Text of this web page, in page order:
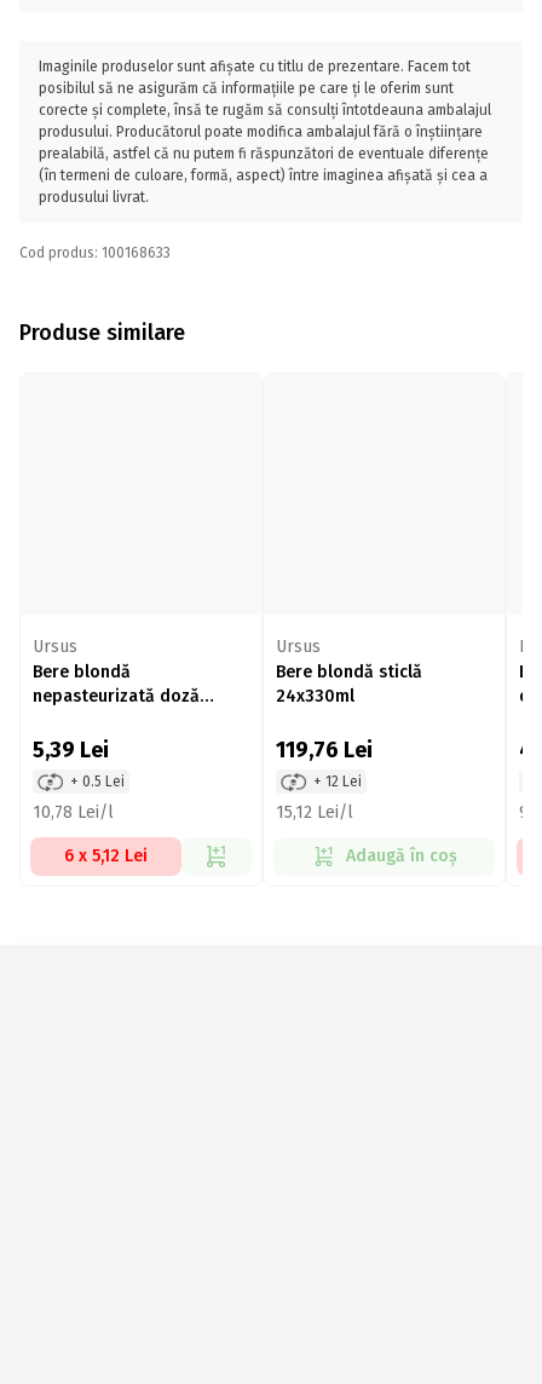
Imaginile produselor sunt afișate cu titlu de prezentare. Facem tot
posibilul să ne asigurăm că informațiile pe care ți le oferim sunt
corecte și complete, însă te rugăm să consulți întotdeauna ambalajul
produsului. Producătorul poate modifica ambalajul fără o înștiințare
prealabilă, astfel că nu putem fi răspunzători de eventuale diferențe
(în termeni de culoare, formă, aspect) între imaginea afișată și cea a
produsului livrat.
Cod produs: 100168633
Produse similare
Ursus
Bere blondă
nepasteurizată doză
5,39 Lei
+ 0.5 Lei
10,78 Lei/l
6 x 5,12 Lei
Ursus
Bere blondă sticlă
24x330ml
119,76 Lei
+ 12 Lei
15,12 Lei/l
Adaugă în coș